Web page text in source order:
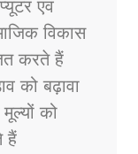
एवं
विकास
करते हैं
को बढ़ावा
को
हैं